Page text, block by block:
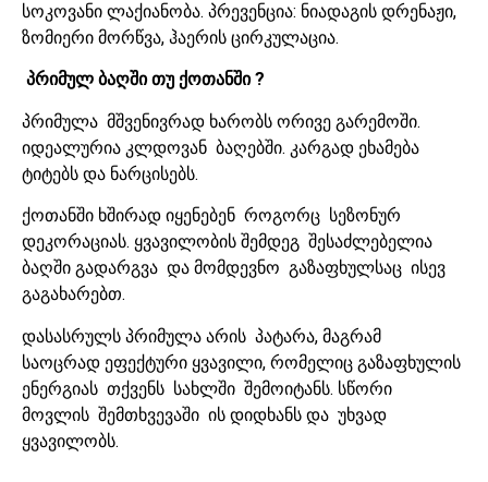
სოკოვანი ლაქიანობა. პრევენცია: ნიადაგის დრენაჟი,
ზომიერი მორწვა, ჰაერის ცირკულაცია.
პრიმულ ბაღში თუ ქოთანში ?
პრიმულა მშვენივრად ხარობს ორივე გარემოში.
იდეალურია კლდოვან ბაღებში. კარგად ეხამება
ტიტებს და ნარცისებს.
ქოთანში ხშირად იყენებენ როგორც სეზონურ
დეკორაციას. ყვავილობის შემდეგ შესაძლებელია
ბაღში გადარგვა და მომდევნო გაზაფხულსაც ისევ
გაგახარებთ.
დასასრულს პრიმულა არის პატარა, მაგრამ
საოცრად ეფექტური ყვავილი, რომელიც გაზაფხულის
ენერგიას თქვენს სახლში შემოიტანს. სწორი
მოვლის შემთხვევაში ის დიდხანს და უხვად
ყვავილობს.